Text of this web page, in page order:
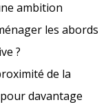
ambition
les abords
?
de la
davantage